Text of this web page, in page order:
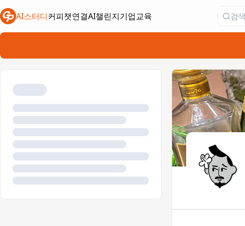
AI스터디커피챗연결
새 탭에서 열림AI챌린지
새 탭에서 열림
기업교육
새 탭에서 열림